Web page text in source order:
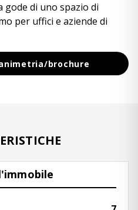
di uno spazio di
per uffici e aziende di
brochure